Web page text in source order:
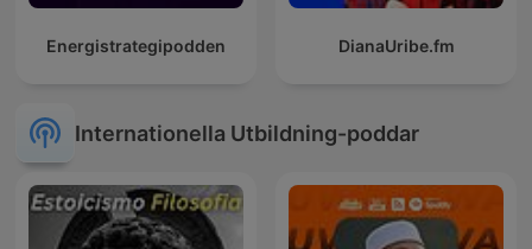
Energistrategipodden DianaUribe.fm
Internationella Utbildning-poddar